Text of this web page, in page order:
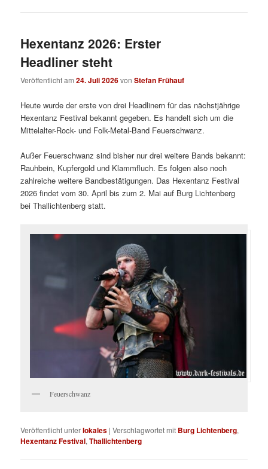
Hexentanz 2026: Erster
Headliner steht
Veröffentlicht am24. Juli 2026vonStefan Frühauf
Heute wurde der erste von drei Headlinern für das nächstjährige
Hexentanz Festival bekannt gegeben. Es handelt sich um die
Mittelalter-Rock- und Folk-Metal-Band Feuerschwanz.
Außer Feuerschwanz sind bisher nur drei weitere Bands bekannt:
Rauhbein, Kupfergold und Klammfluch. Es folgen also noch
zahlreiche weitere Bandbestätigungen. Das Hexentanz Festival
2026 findet vom 30. April bis zum 2. Mai auf Burg Lichtenberg
bei Thallichtenberg statt.
Feuerschwanz
Veröffentlicht unterlokales |Verschlagwortet mit Burg Lichtenberg,
Hexentanz Festival,Thallichtenberg